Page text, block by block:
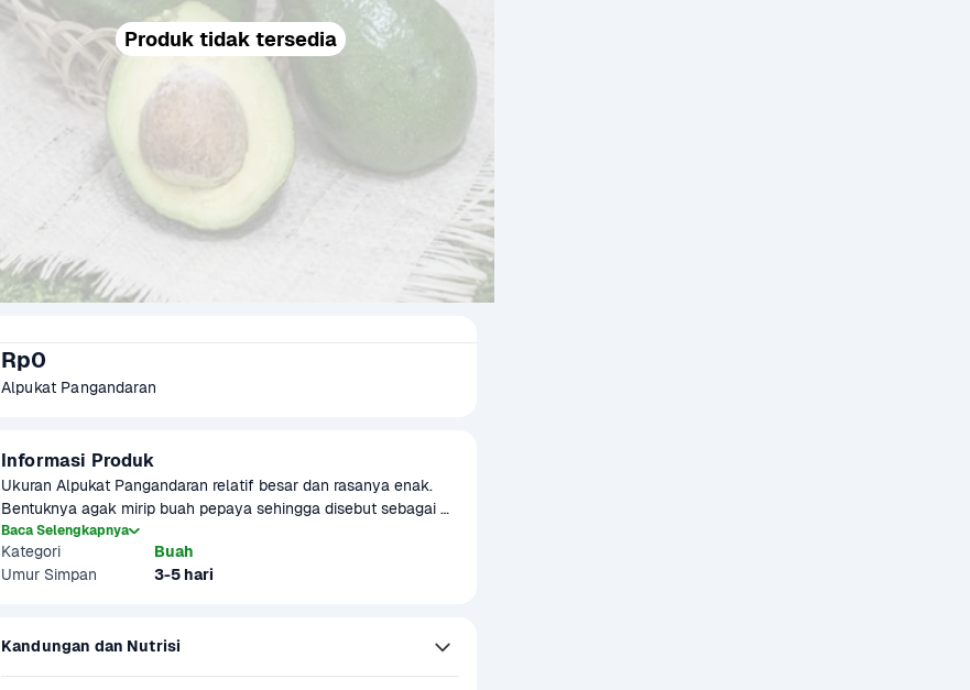
Produk tidak tersedia
Rp0
Alpukat Pangandaran
Informasi Produk
Ukuran Alpukat Pangandaran relatif besar dan rasanya enak.
Bentuknya agak mirip buah pepaya sehingga disebut sebagai
alpukat pepaya. Tunggu 1-3 hari agar matang sempurna. Produk
ini dapat digunakan sebagai menu MPASI
Baca Selengkapnya
Kategori
Buah
Umur Simpan
3-5 hari
Kandungan dan Nutrisi